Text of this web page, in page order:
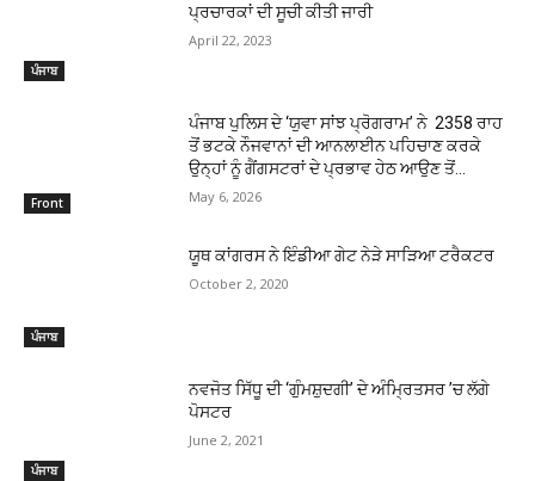
ਪੰਜਾਬ
ਪ੍ਰਚਾਰਕਾਂ ਦੀ ਸੂਚੀ ਕੀਤੀ ਜਾਰੀ
April 22, 2023
Front
ਪੰਜਾਬ ਪੁਲਿਸ ਦੇ ‘ਯੁਵਾ ਸਾਂਝ ਪ੍ਰੋਗਰਾਮ’ ਨੇ 2358 ਰਾਹ
ਤੋਂ ਭਟਕੇ ਨੌਜਵਾਨਾਂ ਦੀ ਆਨਲਾਈਨ ਪਹਿਚਾਣ ਕਰਕੇ
ਉਨ੍ਹਾਂ ਨੂੰ ਗੈਂਗਸਟਰਾਂ ਦੇ ਪ੍ਰਭਾਵ ਹੇਠ ਆਉਣ ਤੋਂ...
May 6, 2026
ਪੰਜਾਬ
ਯੂਥ ਕਾਂਗਰਸ ਨੇ ਇੰਡੀਆ ਗੇਟ ਨੇੜੇ ਸਾੜਿਆ ਟਰੈਕਟਰ
October 2, 2020
ਪੰਜਾਬ
ਨਵਜੋਤ ਸਿੱਧੂ ਦੀ ‘ਗੁੰਮਸ਼ੁਦਗੀ’ ਦੇ ਅੰਮਿ੍ਰਤਸਰ ’ਚ ਲੱਗੇ
ਪੋਸਟਰ
June 2, 2021